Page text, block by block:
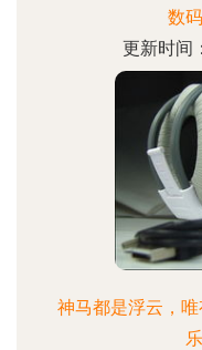
数
更新时间
神马都是浮云，